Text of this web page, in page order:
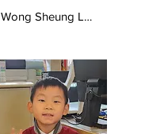
Wong Sheung Lam